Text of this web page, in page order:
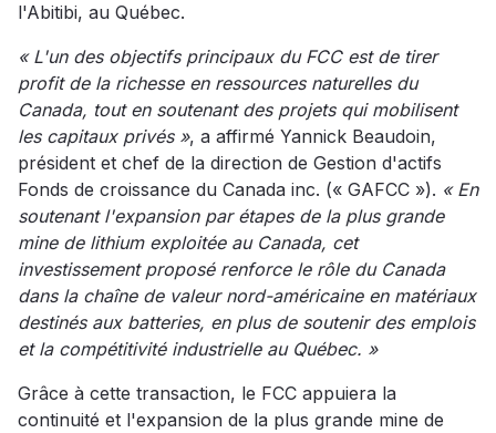
l'Abitibi, au Québec.
« L'un des objectifs principaux du FCC est de tirer
profit de la richesse en ressources naturelles du
Canada, tout en soutenant des projets qui mobilisent
les capitaux privés », a affirmé Yannick Beaudoin,
président et chef de la direction de Gestion d'actifs
Fonds de croissance du Canada inc. (« GAFCC »). « En
soutenant l'expansion par étapes de la plus grande
mine de lithium exploitée au Canada, cet
investissement proposé renforce le rôle du Canada
dans la chaîne de valeur nord-américaine en matériaux
destinés aux batteries, en plus de soutenir des emplois
et la compétitivité industrielle au Québec. »
Grâce à cette transaction, le FCC appuiera la
continuité et l'expansion de la plus grande mine de